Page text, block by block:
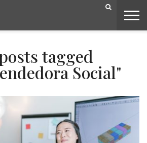
tagged
Social"